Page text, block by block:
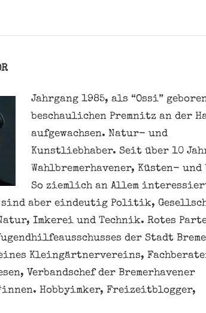
beschaulichen Premnitz an der
aufgewachsen. Natur- und
Kunstliebhaber. Seit über 10
Wahlbremerhavener, Küsten- und
So ziemlich an Allem
sind aber eindeutig Politik,
Imkerei und Technik. Rotes
der Stadt
Kleingärtnervereins,
Verbandschef der Bremerhavener
Hobbyimker, Freizeitblogger,